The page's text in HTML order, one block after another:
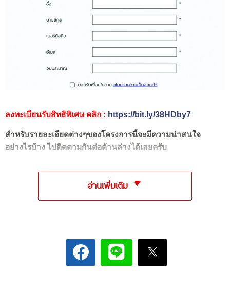
ลงทะเบียนรับสิทธิพิเศษ คลิก : https://bit.ly/38HDby7
สำหรับรายละเอียดต่างๆของโครงการนี้จะมีความน่าสนใจ
อย่างไรบ้าง ไปติดตามกันต่อด้านล่างได้เลยครับ
อ่านเพิ่มเติม